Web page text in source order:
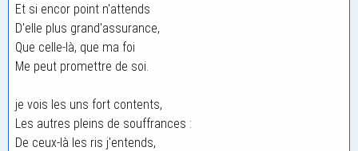
Et si encor point n'attends
D'elle plus grand'assurance,
Que celle-là, que ma foi
Me peut promettre de soi.
je vois les uns fort contents,
Les autres pleins de souffrances :
De ceux-là les ris j'entends,